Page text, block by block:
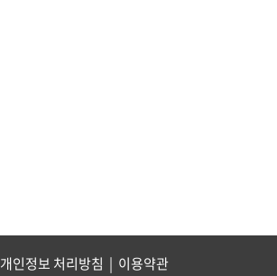
개인정보 처리방침 | 이용약관